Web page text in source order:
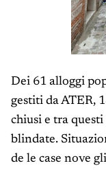
Dei 61 alloggi
gestiti da ATER,
chiusi e tra
blindate.
de le case nove